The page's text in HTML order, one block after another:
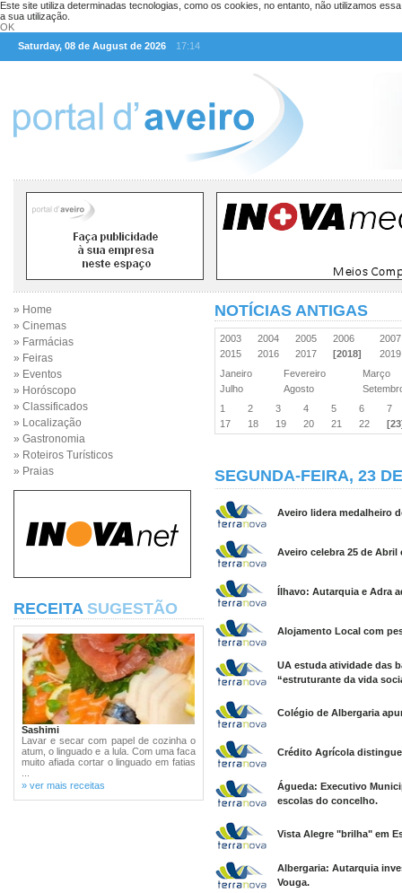
Este site utiliza determinadas tecnologias, como os cookies, no entanto, não utilizamos
a sua utilização.
OK
Saturday, 08 de August de 2026
17:14
» Home
» Cinemas
» Farmácias
» Feiras
» Eventos
» Horóscopo
» Classificados
» Localização
» Gastronomia
» Roteiros Turísticos
» Praias
RECEITA SUGESTÃO
Sashimi
Lavar e secar com papel de cozinha o
atum, o linguado e a lula. Com uma faca
muito afiada cortar o linguado em fatias
» ver mais receitas
NOTÍCIAS ANTIGAS
2003 2004 2005 2006
2015
2016 2017 [2018]
Janeiro
Fevereiro
Março
Julho
Agosto
1
2 3 4 5 6
7
17
18 19 20 21 22
SEGUNDA-FEIRA, 23
Aveiro lidera medalheiro
Aveiro celebra 25 de
Ílhavo: Autarquia e Adra
Alojamento Local com
UA estuda atividade das
“estruturante da vida
Colégio de Albergaria
Crédito Agrícola
Águeda: Executivo
escolas do concelho.
Vista Alegre "brilha" em
Albergaria: Autarquia
Vouga.